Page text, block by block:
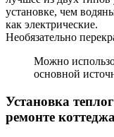
установке, чем
как электрические.
Необязательно
Можно
основной
Установка
ремонте